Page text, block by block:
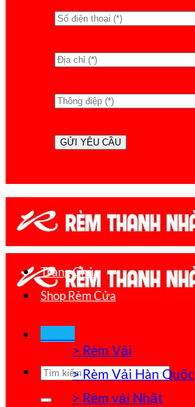
Tìm
kiếm:
Trang Chủ
Shop Rèm Cửa
> Rèm Vải
> Rèm Vải Hàn Quốc
> Rèm vải Nhật